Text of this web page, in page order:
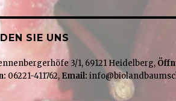
SIE UNS
3/1, 69121 Heidelberg,
06221-411762, Email: